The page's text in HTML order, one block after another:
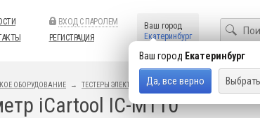
ВХОД С ПАРОЛЕМ
РЕГИСТРАЦИЯ
Ваш город
Екатеринбург
Ваш город Екатеринбург
Да, все верно
ОБОРУДОВАНИЕ ТЕСТЕРЫ ЭЛЕКТРИЧЕСКИХ ЦЕПЕЙ
iCartool IC-M110